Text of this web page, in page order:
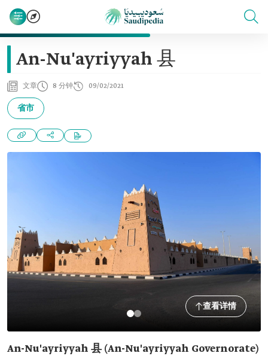
An-Nu'ayriyyah 县
文章 8 分钟 09/02/2021
省市
查看详情
An-Nu'ayriyyah 县 (An-Nu'ayriyyah Governorate)